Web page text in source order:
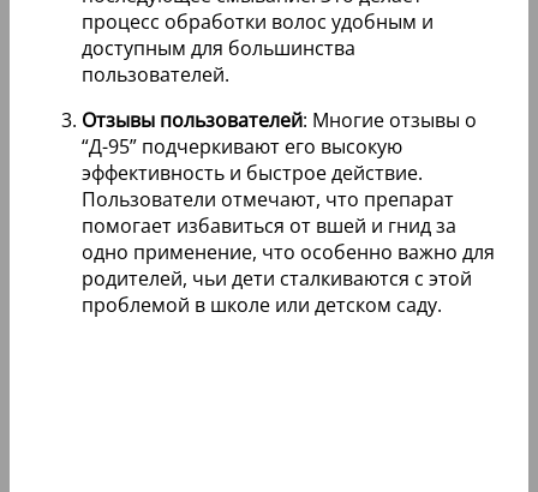
процесс обработки волос удобным и
доступным для большинства
пользователей.
Отзывы пользователей: Многие отзывы о
“Д-95” подчеркивают его высокую
эффективность и быстрое действие.
Пользователи отмечают, что препарат
помогает избавиться от вшей и гнид за
одно применение, что особенно важно для
родителей, чьи дети сталкиваются с этой
проблемой в школе или детском саду.